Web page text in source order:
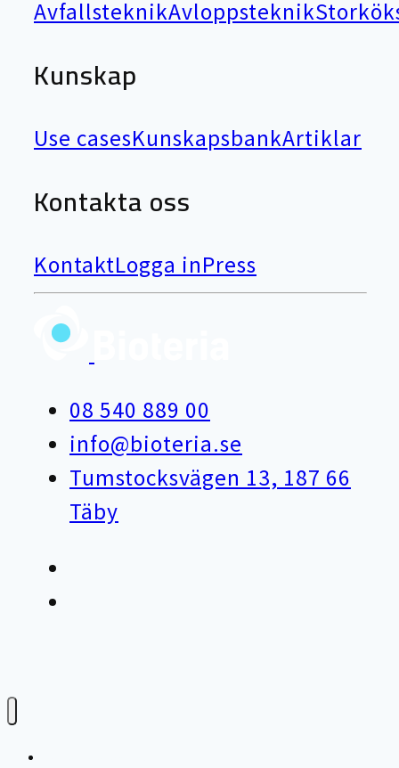
AvfallsteknikAvloppsteknik
Kunskap
Use casesKunskapsbankArtiklar
Kontakta oss
KontaktLogga inPress
08 540 889 00
info@bioteria.se
Tumstocksvägen 13, 187 66
Täby